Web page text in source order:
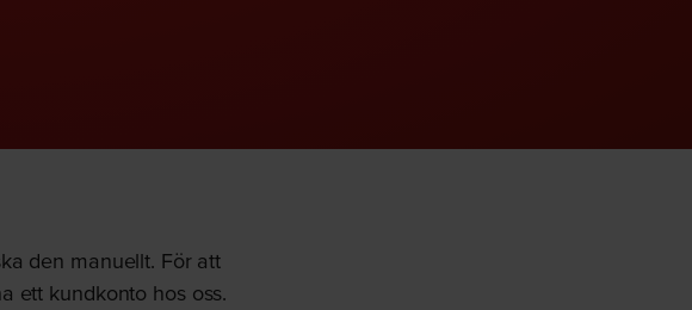
den manuellt. För att
ett kundkonto hos oss.